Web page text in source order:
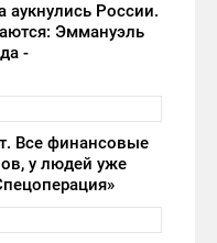
аукнулись России.
Эммануэль
-
Все финансовые
у людей уже